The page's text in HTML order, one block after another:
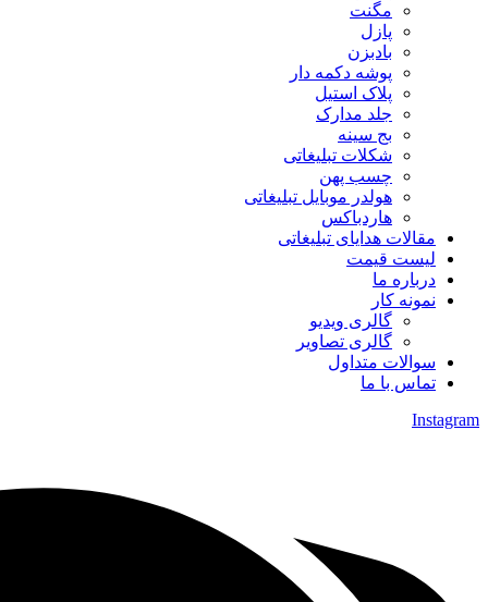
مگنت
پازل
بادبزن
پوشه دکمه دار
پلاک استیل
جلد مدارک
بج سینه
شکلات تبلیغاتی
چسب پهن
هولدر موبایل تبلیغاتی
هاردباکس
مقالات هدایای تبلیغاتی
لیست قیمت
درباره ما
نمونه کار
گالری ویدیو
گالری تصاویر
سوالات متداول
تماس با ما
Instagram